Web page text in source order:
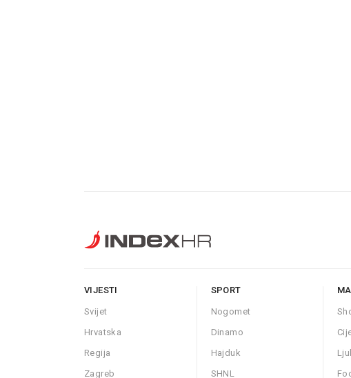
VIJESTI
Svijet
Hrvatska
Regija
Zagreb
SPORT
Nogomet
Dinamo
Hajduk
SHNL